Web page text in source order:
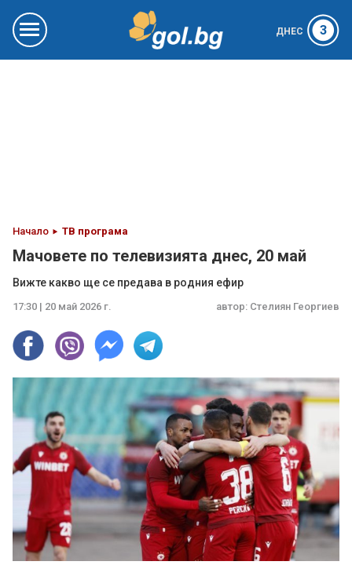
ДНЕС 3
Начало ТВ програма
Мачовете по телевизията днес, 20 май
Вижте какво ще се предава в родния ефир
17:30 | 20 май 2026 г. автор: Стелиян Георгиев